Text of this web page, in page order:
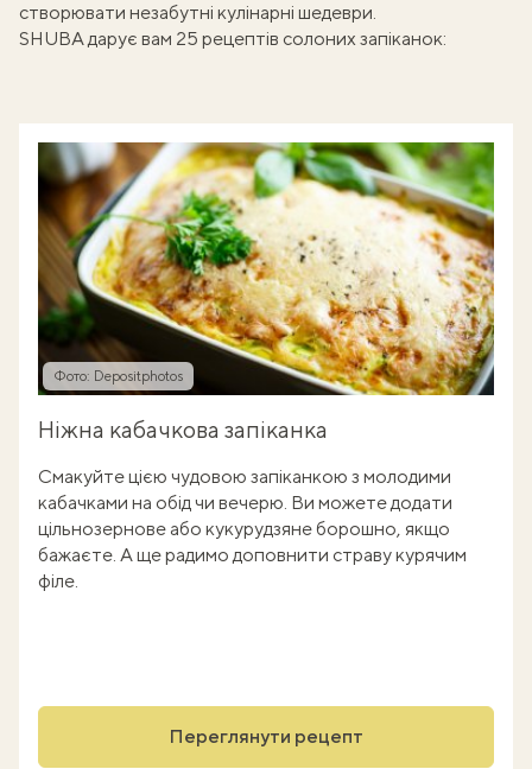
створювати незабутні кулінарні шедеври.
SHUBA дарує вам 25 рецептів солоних запіканок:
Фото: Depositphotos
Ніжна кабачкова запіканка
Смакуйте цією чудовою запіканкою з молодими
кабачками на обід чи вечерю. Ви можете додати
цільнозернове або кукурудзяне борошно, якщо
бажаєте. А ще радимо доповнити страву курячим
філе.
Переглянути рецепт